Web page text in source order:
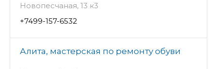
Новопесчаная, 13 к3
+7499-157-6532
Алита, мастерская по ремонту обуви